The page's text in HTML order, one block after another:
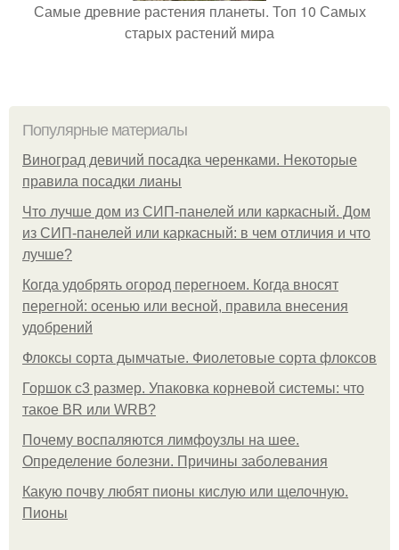
Самые древние растения планеты. Топ 10 Самых
старых растений мира
Популярные материалы
Виноград девичий посадка черенками. Некоторые
правила посадки лианы
Что лучше дом из СИП-панелей или каркасный. Дом
из СИП-панелей или каркасный: в чем отличия и что
лучше?
Когда удобрять огород перегноем. Когда вносят
перегной: осенью или весной, правила внесения
удобрений
Флоксы сорта дымчатые. Фиолетовые сорта флоксов
Горшок с3 размер. Упаковка корневой системы: что
такое BR или WRB?
Почему воспаляются лимфоузлы на шее.
Определение болезни. Причины заболевания
Какую почву любят пионы кислую или щелочную.
Пионы